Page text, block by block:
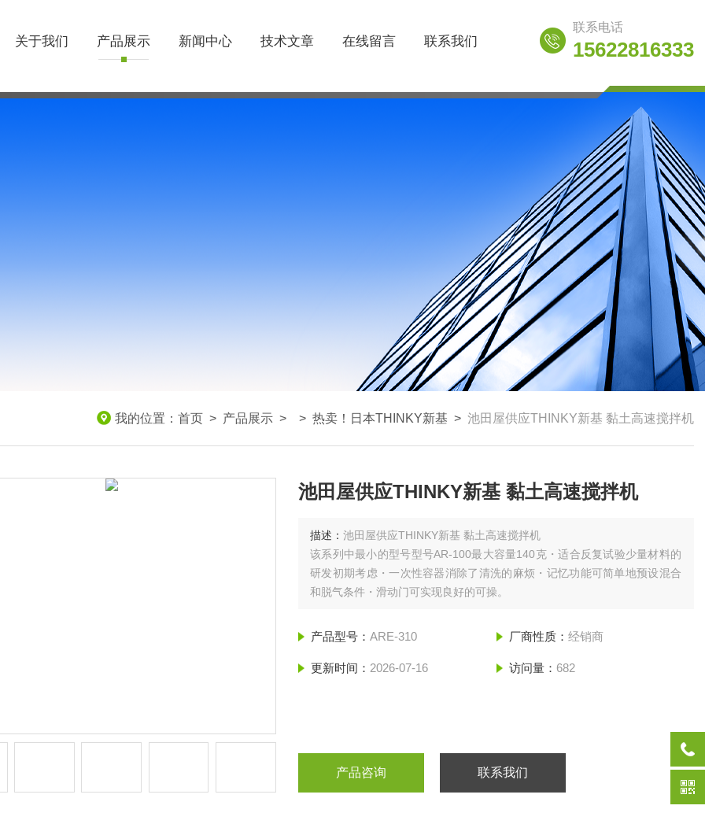
关于我们 产品展示 新闻中心 技术文章 在线留言 联系我们
联系电话
15622816333
我的位置： 首页 > 产品展示 > > 热卖！日本THINKY新基 > 池田屋供应THINKY新基 黏土高速搅拌机
池田屋供应THINKY新基 黏土高速搅拌机
描述：池田屋供应THINKY新基 黏土高速搅拌机
该系列中最小的型号型号AR-100最大容量140克・适合反复试验少量材料的
研发初期考虑・一次性容器消除了清洗的麻烦・记忆功能可简单地预设混合
和脱气条件・滑动门可实现良好的可操。
产品型号：ARE-310 厂商性质： 经销商
更新时间： 2026-07-16 访问量： 682
产品咨询 联系我们